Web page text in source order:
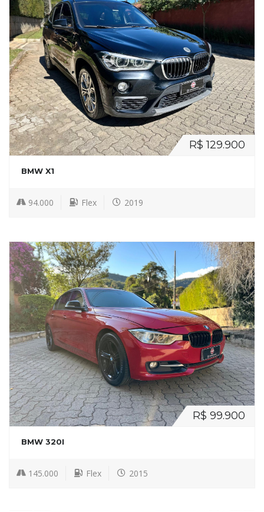
R$ 129.900
BMW X1
94.000 Flex 2019
R$ 99.900
BMW 320I
145.000 Flex 2015